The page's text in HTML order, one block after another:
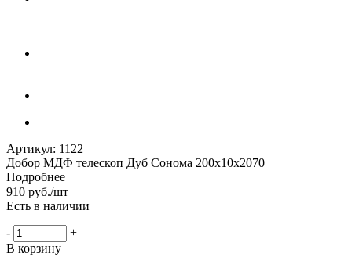
Артикул: 1122
Добор МДФ телескоп Дуб Сонома 200х10х2070
Подробнее
910 руб./шт
Есть в наличии
-
+
В корзину